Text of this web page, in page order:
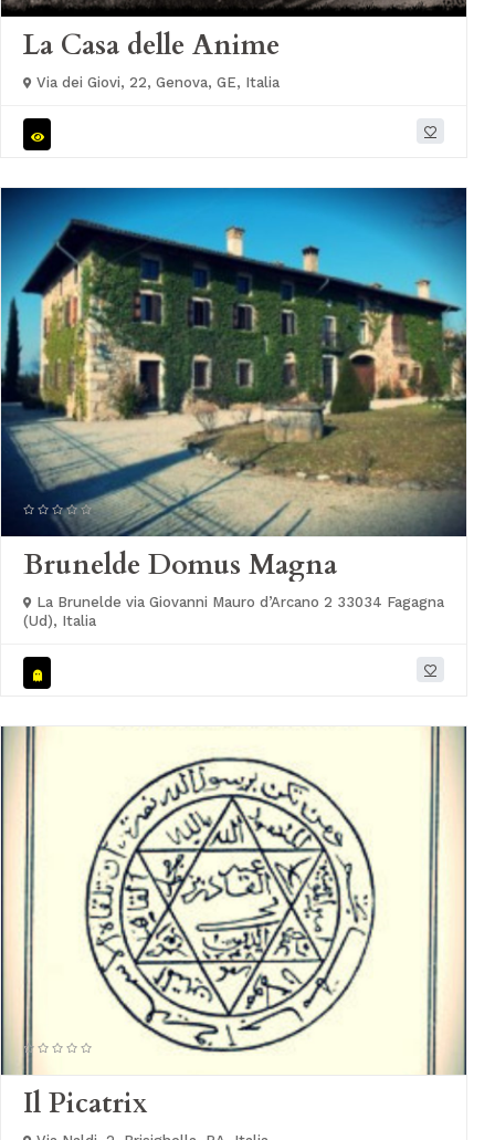
La Casa delle Anime
Via dei Giovi, 22, Genova, GE, Italia
Brunelde Domus Magna
La Brunelde via Giovanni Mauro d’Arcano 2 33034 Fagagna
(Ud), Italia
Il Picatrix